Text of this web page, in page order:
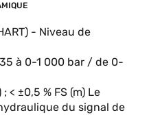
- Niveau de
à 0-1 000 bar / de 0-
< ±0,5 % FS (m) Le
du signal de